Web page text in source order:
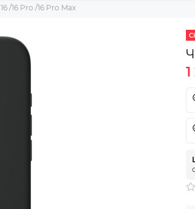
16 /16 Pro /16 Pro Max